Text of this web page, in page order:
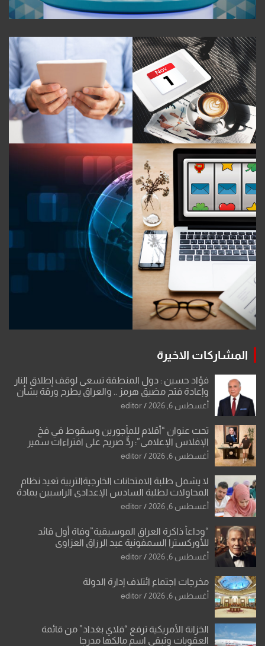
المشاركات الاخيرة
فؤاد حسين : دول المنطقة تسعى لوقف إطلاق النار
وإعادة فتح مضيق هرمز .. والعراق يطرح ورقة بشأن
تحولات القدس
أغسطس 6, 2026 editor
تحت عنوان “أقلام للمأجورين وسقوط في فخ
الإفلاس الإعلامي”: ردٌّ صريح على افتراءات سمير
الشكرجي
أغسطس 6, 2026 editor
لا يشمل طلبة الامتحانات الخارجيةالتربية تعيد نظام
المحاولات لطلبة السادس الإعدادي الراسبين بمادة
أو مادتين
أغسطس 6, 2026 editor
“وداعاً ذاكرة العراق الموسيقية”وفاة أول قائد
للأوركسترا السمفونية عبد الرزاق العزاوي
أغسطس 6, 2026 editor
مخرجات اجتماع ائتلاف إدارة الدولة
أغسطس 6, 2026 editor
الخزانة الأمريكية ترفع “فلاي بغداد” من قائمة
العقوبات وتبقي اسم مالكها مدرجا